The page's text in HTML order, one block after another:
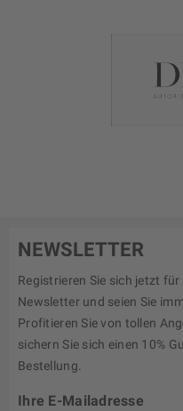
NEWSLETTER
Registrieren Sie sich jetzt
Newsletter und seien Sie
Profitieren Sie von tollen
sichern Sie sich einen 10%
Bestellung.
Ihre E-Mailadresse